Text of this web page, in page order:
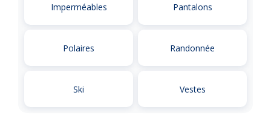
Imperméables Pantalons
Polaires Randonnée
Ski Vestes